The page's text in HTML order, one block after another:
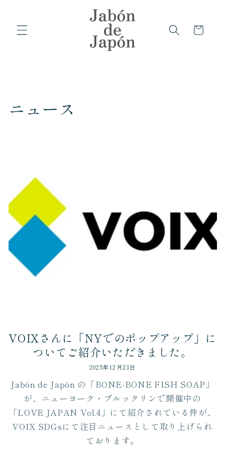
ー
ニュース
VOIXさんに「NYでのポップアップ」に
ついてご紹介いただきました。
2025年12月23日
Jabón de Japón の「BONE-BONE FISH SOAP」
が、ニューヨーク・ブルックリンで開催中の
「LOVE JAPAN Vol.4」にて紹介されている件が、
VOIX SDGsにて注目ニュースとして取り上げられ
ております。